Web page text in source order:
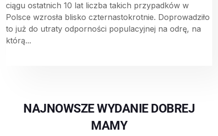
ciągu ostatnich 10 lat liczba takich przypadków w
Polsce wzrosła blisko czternastokrotnie. Doprowadziło
to już do utraty odporności populacyjnej na odrę, na
którą...
NAJNOWSZE WYDANIE DOBREJ
MAMY